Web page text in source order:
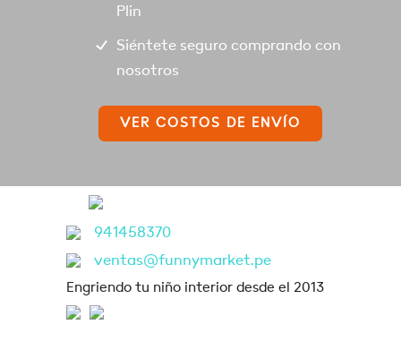
Plin
Siéntete seguro comprando con
nosotros
VER COSTOS DE ENVÍO
941458370
ventas@funnymarket.pe
Engriendo tu niño interior desde el 2013